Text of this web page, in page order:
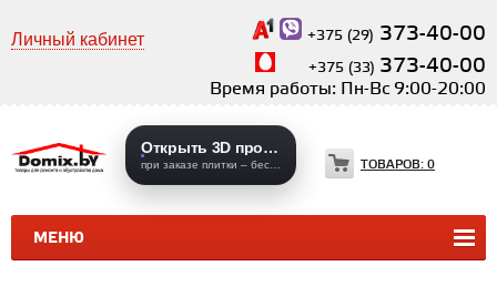
Личный кабинет +375 (29) 373-40-00
+375 (33) 373-40-00
Время работы: Пн-Вс 9:00-20:00
МЕНЮ
Открыть 3D проекты
ТОВАРОВ: 0
КЕРАМИЧЕСКАЯ ПЛИТКА